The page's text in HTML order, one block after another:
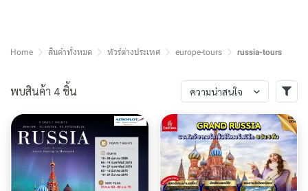
Home สินค้าทั้งหมด ทัวร์ต่างประเทศ europe-tours russia-tours
พบสินค้า 4 ชิ้น ความน่าสนใจ